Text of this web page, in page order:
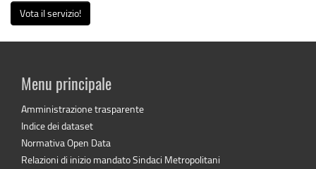
Vota il servizio!
Menu principale
Amministrazione trasparente
Indice dei dataset
Normativa Open Data
Relazioni di inizio mandato Sindaci Metropolitani